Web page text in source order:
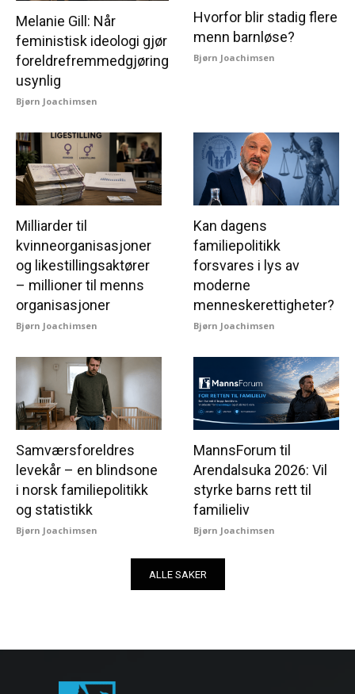
Melanie Gill: Når
feministisk ideologi gjør
foreldrefremmedgjøring
usynlig
Bjørn Joachimsen
Hvorfor blir stadig flere
menn barnløse?
Bjørn Joachimsen
Milliarder til
kvinneorganisasjoner
og likestillingsaktører
– millioner til menns
organisasjoner
Bjørn Joachimsen
Kan dagens
familiepolitikk
forsvares i lys av
moderne
menneskerettigheter?
Bjørn Joachimsen
Samværsforeldres
levekår – en blindsone
i norsk familiepolitikk
og statistikk
Bjørn Joachimsen
MannsForum til
Arendalsuka 2026: Vil
styrke barns rett til
familieliv
Bjørn Joachimsen
ALLE SAKER